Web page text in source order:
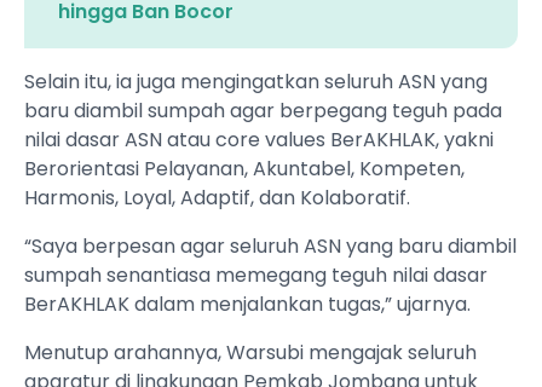
hingga Ban Bocor
Selain itu, ia juga mengingatkan seluruh ASN yang
baru diambil sumpah agar berpegang teguh pada
nilai dasar ASN atau core values BerAKHLAK, yakni
Berorientasi Pelayanan, Akuntabel, Kompeten,
Harmonis, Loyal, Adaptif, dan Kolaboratif.
“Saya berpesan agar seluruh ASN yang baru diambil
sumpah senantiasa memegang teguh nilai dasar
BerAKHLAK dalam menjalankan tugas,” ujarnya.
Menutup arahannya, Warsubi mengajak seluruh